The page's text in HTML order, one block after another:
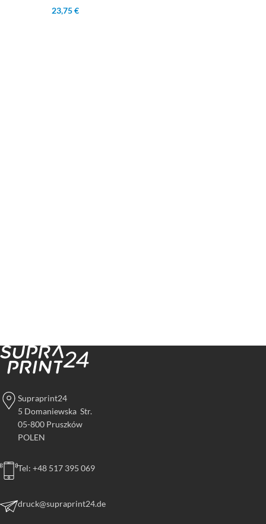
23,75 €
Supraprint24
5 Domaniewska Str.
05-800 Pruszków
POLEN
Tel: +48 517 395 069
druck@supraprint24.de